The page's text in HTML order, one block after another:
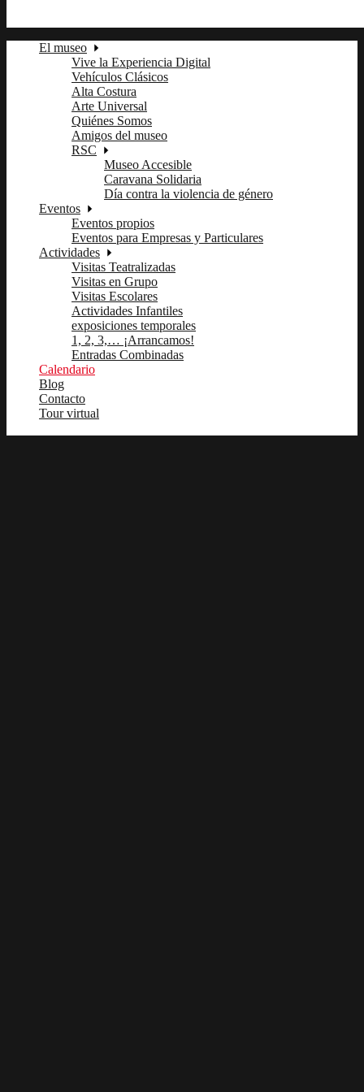
El museo
Vive la Experiencia Digital
Vehículos Clásicos
Alta Costura
Arte Universal
Quiénes Somos
Amigos del museo
RSC
Museo Accesible
Caravana Solidaria
Día contra la violencia de género
Eventos
Eventos propios
Eventos para Empresas y Particulares
Actividades
Visitas Teatralizadas
Visitas en Grupo
Visitas Escolares
Actividades Infantiles
exposiciones temporales
1, 2, 3,… ¡Arrancamos!
Entradas Combinadas
Calendario
Blog
Contacto
Tour virtual